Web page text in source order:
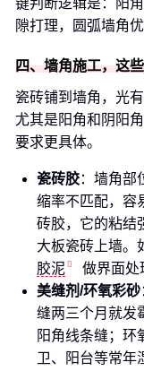
键判断逻辑是：阳
隙打理，圆弧墙角
四、墙角施工，这
瓷砖铺到墙角，光
尤其是阳角和阴阳
要求更具体。
瓷砖胶：墙角部
缩率不匹配，容
砖胶，它的粘结
大板瓷砖上墙。
胶泥
做界面处
美缝剂/环氧彩砂
缝两三个月就发
阳角线条缝；环
卫、阳台等常年